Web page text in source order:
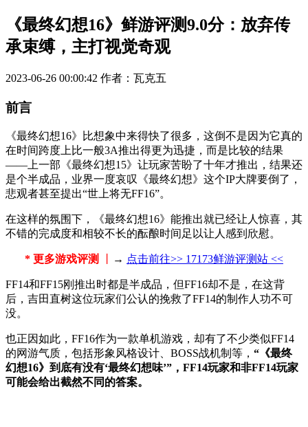
《最终幻想16》鲜游评测9.0分：放弃传
承束缚，主打视觉奇观
2023-06-26 00:00:42 作者：瓦克五
前言
《最终幻想16》比想象中来得快了很多，这倒不是因为它真的
在时间跨度上比一般3A推出得更为迅捷，而是比较的结果
——上一部《最终幻想15》让玩家苦盼了十年才推出，结果还
是个半成品，业界一度哀叹《最终幻想》这个IP大牌要倒了，
悲观者甚至提出“世上将无FF16”。
在这样的氛围下，《最终幻想16》能推出就已经让人惊喜，其
不错的完成度和相较不长的酝酿时间足以让人感到欣慰。
* 更多游戏评测 → 点击前往>> 17173鲜游评测站 <<
FF14和FF15刚推出时都是半成品，但FF16却不是，在这背
后，吉田直树这位玩家们公认的挽救了FF14的制作人功不可
没。
也正因如此，FF16作为一款单机游戏，却有了不少类似FF14
的网游气质，包括形象风格设计、BOSS战机制等， “《最终
幻想16》到底有没有‘最终幻想味’”，FF14玩家和非FF14玩家
可能会给出截然不同的答案。